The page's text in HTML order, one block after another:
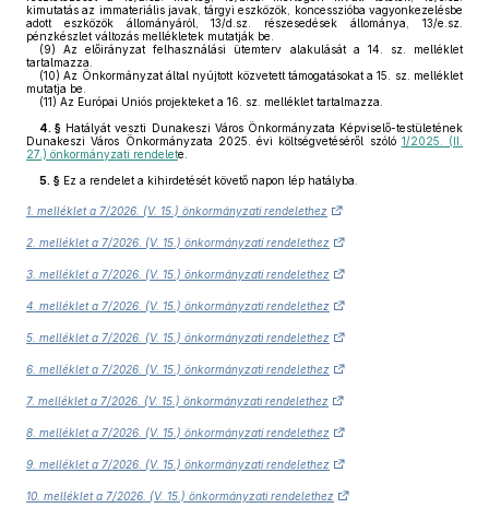
kimutatás az immateriális javak, tárgyi eszközök, koncesszióba vagyonkezelésbe
adott eszközök állományáról, 13/d.sz. részesedések állománya, 13/e.sz.
pénzkészlet változás mellékletek mutatják be.
(9) Az előirányzat felhasználási ütemterv alakulását a 14. sz. melléklet
tartalmazza.
(10) Az Önkormányzat által nyújtott közvetett támogatásokat a 15. sz. melléklet
mutatja be.
(11) Az Európai Uniós projekteket a 16. sz. melléklet tartalmazza.
4. § Hatályát veszti Dunakeszi Város Önkormányzata Képviselő-testületének
Dunakeszi Város Önkormányzata 2025. évi költségvetéséről szóló 1/2025. (II.
27.) önkormányzati rendelete.
5. § Ez a rendelet a kihirdetését követő napon lép hatályba.
1. melléklet a 7/2026. (V. 15.) önkormányzati rendelethez
2. melléklet a 7/2026. (V. 15.) önkormányzati rendelethez
3. melléklet a 7/2026. (V. 15.) önkormányzati rendelethez
4. melléklet a 7/2026. (V. 15.) önkormányzati rendelethez
5. melléklet a 7/2026. (V. 15.) önkormányzati rendelethez
6. melléklet a 7/2026. (V. 15.) önkormányzati rendelethez
7. melléklet a 7/2026. (V. 15.) önkormányzati rendelethez
8. melléklet a 7/2026. (V. 15.) önkormányzati rendelethez
9. melléklet a 7/2026. (V. 15.) önkormányzati rendelethez
10. melléklet a 7/2026. (V. 15.) önkormányzati rendelethez